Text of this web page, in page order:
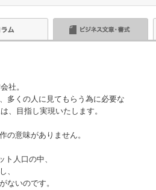
社。
多くの人に見てもらう為に必要な
、目指し実現いたします。
の意味がありません。
人口の中、
、
ないのです。